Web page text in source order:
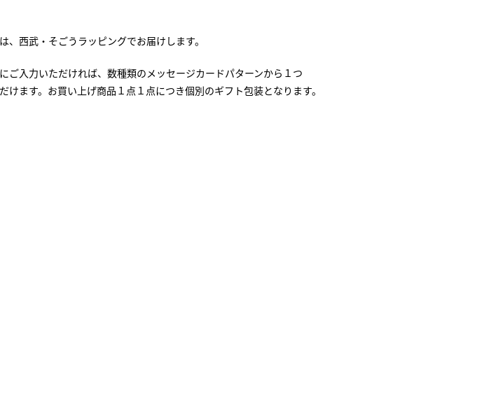
、西武・そごうラッピングでお届けします。
ご入力いただければ、数種類のメッセージカードパターンから１つ
けます。お買い上げ商品１点１点につき個別のギフト包装となります。